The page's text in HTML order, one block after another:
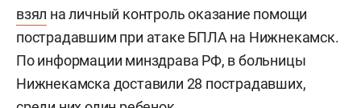
взял на личный контроль оказание помощи
пострадавшим при атаке БПЛА на Нижнекамск.
По информации минздрава РФ, в больницы
Нижнекамска доставили 28 пострадавших,